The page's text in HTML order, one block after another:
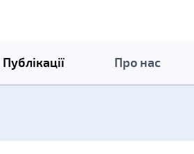
Публікації Про нас